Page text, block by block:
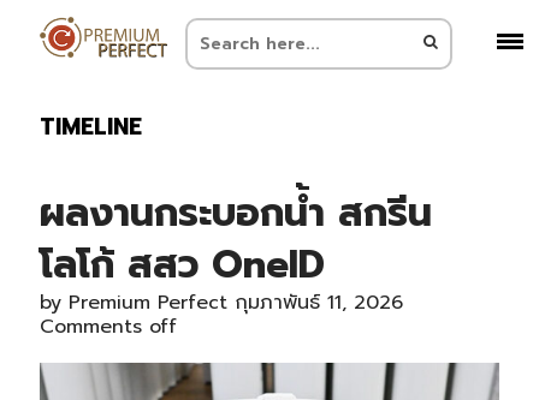
TIMELINE
ผลงานกระบอกน้ำ สกรีน
โลโก้ สสว OneID
by Premium Perfect กุมภาพันธ์ 11, 2026
Comments off